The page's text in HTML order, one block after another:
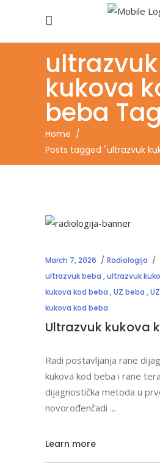
ultrazvuk
kukova
beba Tag
Home /
Posts tagged "ultrazvuk
March 7, 2026
Radiologija
ultrazvuk beba ,ultrazvuk
kukova kod beba ,UZ beba ,
kukova kod beba
Ultrazvuk kukova
Radi postavljanja rane
kukova kod beba i rane
dijagnostička metoda u
novorođenčadi
Learn more